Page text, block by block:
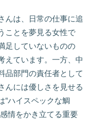
んは、日常の仕事に追
ことを夢見る女性で
足していないものの
えています。一方、中
品部門の責任者として
んには優しさを見せる
“ハイスペックな鯛
情をかき立てる重要